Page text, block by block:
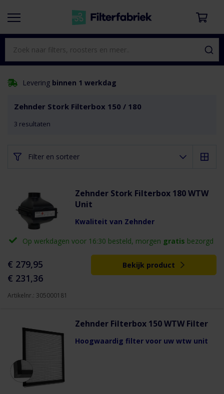
Levering binnen 1 werkdag
Zehnder Stork Filterbox 150 / 180
3 resultaten
Filter en sorteer
Zehnder Stork Filterbox 180 WTW
Unit
Kwaliteit van Zehnder
€ 279,95
€ 231,36
Op werkdagen voor 16:30 besteld, morgen gratis bezorgd
Bekijk product
Artikelnr.: 305000181
Zehnder Filterbox 150 WTW Filter
Hoogwaardig filter voor uw wtw unit